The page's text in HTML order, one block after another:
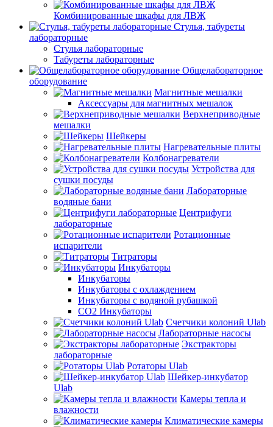
Комбинированные шкафы для ЛВЖ
Стулья, табуреты
лабораторные
Стулья лабораторные
Табуреты лабораторные
Общелабораторное
оборудование
Магнитные мешалки
Аксессуары для магнитных мешалок
Верхнеприводные
мешалки
Шейкеры
Нагревательные плиты
Колбонагреватели
Устройства для
сушки посуды
Лабораторные
водяные бани
Центрифуги
лабораторные
Ротационные
испарители
Титраторы
Инкубаторы
Инкубаторы
Инкубаторы с охлаждением
Инкубаторы с водяной рубашкой
CO2 Инкубаторы
Счетчики колоний Ulab
Лабораторные насосы
Экстракторы
лабораторные
Ротаторы Ulab
Шейкер-инкубатор
Ulab
Камеры тепла и
влажности
Климатические камеры